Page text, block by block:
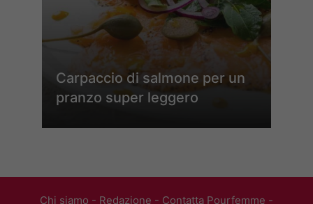
Carpaccio di salmone per un
pranzo super leggero
Chi siamo - Redazione - Contatta Pourfemme -